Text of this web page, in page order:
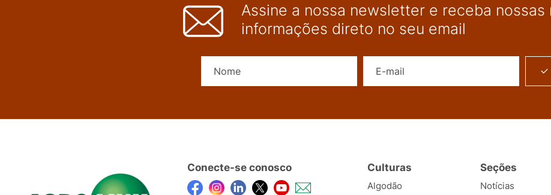
Assine a nossa newsletter e receba nossas
informações direto no seu email
Conecte-se conosco Culturas
Algodão
Seções
Notícias